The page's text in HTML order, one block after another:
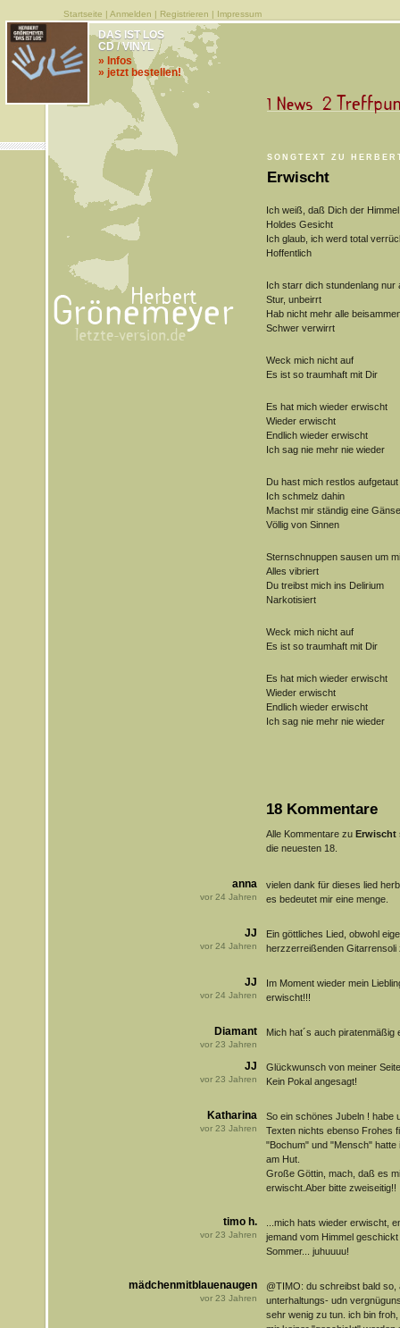
Startseite | Anmelden | Registrieren | Impressum
SONGTEXT ZU
Erwischt
DAS IST LOS
CD / VINYL
» Infos
» jetzt bestellen!
Ich weiß, daß Dich der
Holdes Gesicht
Ich glaub, ich werd total
Hoffentlich
Ich starr dich stundenlang nur
Stur, unbeirrt
Hab nicht mehr alle
Schwer verwirrt
Weck mich nicht auf
Es ist so traumhaft mit Dir
Es hat mich wieder erwischt
Wieder erwischt
Endlich wieder erwischt
Ich sag nie mehr nie wieder
Du hast mich restlos aufgetaut
Ich schmelz dahin
Machst mir ständig eine
Völlig von Sinnen
Sternschnuppen sausen um
Alles vibriert
Du treibst mich ins Delirium
Narkotisiert
Weck mich nicht auf
Es ist so traumhaft mit Dir
Es hat mich wieder erwischt
Wieder erwischt
Endlich wieder erwischt
Ich sag nie mehr nie wieder
18 Kommentare
Alle Kommentare zu Erwischt
die neuesten 18.
anna
vor 24 Jahren
vielen dank für dieses lied
es bedeutet mir eine menge.
JJ
vor 24 Jahren
Ein göttliches Lied, obwohl
herzzerreißenden Gitarrensoli
JJ
vor 24 Jahren
Im Moment wieder mein
erwischt!!!
Diamant
vor 23 Jahren
Mich hat´s auch piratenmäßig
JJ
vor 23 Jahren
Glückwunsch von meiner
Kein Pokal angesagt!
Katharina
vor 23 Jahren
So ein schönes Jubeln ! habe
Texten nichts ebenso Frohes
"Bochum" und "Mensch"
am Hut.
Große Göttin, mach, daß es
erwischt.Aber bitte zweiseitig!!
timo h.
vor 23 Jahren
...mich hats wieder erwischt,
jemand vom Himmel
Sommer... juhuuuu!
mädchenmitblauenaugen
vor 23 Jahren
@TIMO: du schreibst bald so,
unterhaltungs- udn
sehr wenig zu tun. ich bin